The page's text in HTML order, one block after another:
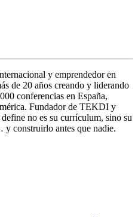
y emprendedor en
de 20 años creando y liderando
conferencias en España,
Fundador de TEKDI y
no es su currículum, sino su
construirlo antes que nadie.